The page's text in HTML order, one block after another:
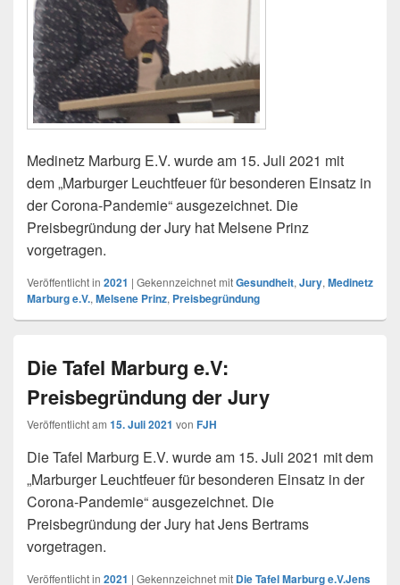
Medinetz Marburg E.V. wurde am 15. Juli 2021 mit
dem „Marburger Leuchtfeuer für besonderen Einsatz in
der Corona-Pandemie“ ausgezeichnet. Die
Preisbegründung der Jury hat Melsene Prinz
vorgetragen.
Veröffentlicht in 2021 | Gekennzeichnet mitGesundheit, Jury, Medinetz
Marburg e.V., Melsene Prinz, Preisbegründung
Die Tafel Marburg e.V:
Preisbegründung der Jury
Veröffentlicht am 15. Juli 2021 von FJH
Die Tafel Marburg E.V. wurde am 15. Juli 2021 mit dem
„Marburger Leuchtfeuer für besonderen Einsatz in der
Corona-Pandemie“ ausgezeichnet. Die
Preisbegründung der Jury hat Jens Bertrams
vorgetragen.
Veröffentlicht in 2021 | Gekennzeichnet mit Die Tafel Marburg e.V.Jens